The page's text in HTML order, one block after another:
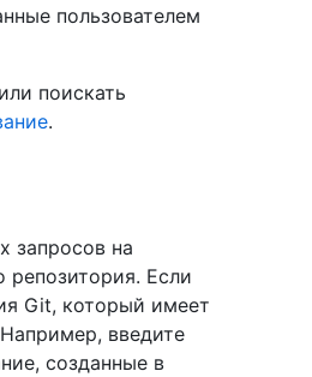
пользователем
или поискать
.
запросов на
репозитория. Если
Git, который имеет
введите
созданные в